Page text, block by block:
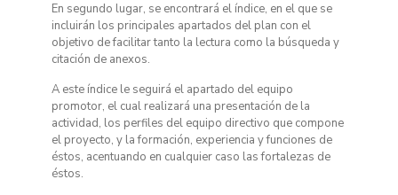
En segundo lugar, se encontrará el índice, en el que se
incluirán los principales apartados del plan con el
objetivo de facilitar tanto la lectura como la búsqueda y
citación de anexos.
A este índice le seguirá el apartado del equipo
promotor, el cual realizará una presentación de la
actividad, los perfiles del equipo directivo que compone
el proyecto, y la formación, experiencia y funciones de
éstos, acentuando en cualquier caso las fortalezas de
éstos.